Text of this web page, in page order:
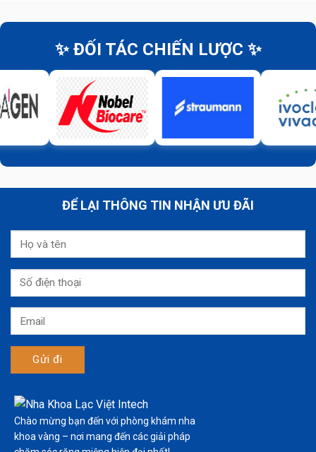
✨ ĐỐI TÁC CHIẾN LƯỢC ✨
ĐỂ LẠI THÔNG TIN NHẬN ƯU ĐÃI
Chào mừng bạn đến với phòng khám nha
khoa vàng – nơi mang đến các giải pháp